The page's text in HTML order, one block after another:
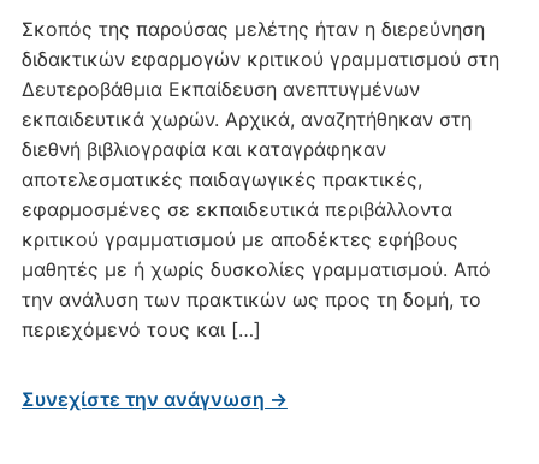
Σκοπός της παρούσας μελέτης ήταν η διερεύνηση
διδακτικών εφαρμογών κριτικού γραμματισμού στη
Δευτεροβάθμια Εκπαίδευση ανεπτυγμένων
εκπαιδευτικά χωρών. Αρχικά, αναζητήθηκαν στη
διεθνή βιβλιογραφία και καταγράφηκαν
αποτελεσματικές παιδαγωγικές πρακτικές,
εφαρμοσμένες σε εκπαιδευτικά περιβάλλοντα
κριτικού γραμματισμού με αποδέκτες εφήβους
μαθητές με ή χωρίς δυσκολίες γραμματισμού. Από
την ανάλυση των πρακτικών ως προς τη δομή, το
περιεχόμενό τους και […]
Συνεχίστε την ανάγνωση →